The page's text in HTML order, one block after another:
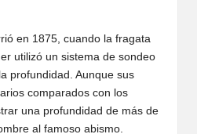
en 1875, cuando la fragata
utilizó un sistema de sondeo
profundidad. Aunque sus
comparados con los
una profundidad de más de
al famoso abismo.